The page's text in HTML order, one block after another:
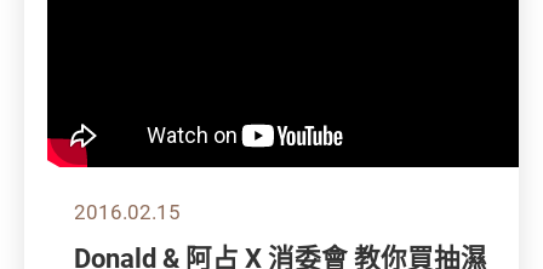
2016.02.15
Donald & 阿占 X 消委會 教你買抽濕